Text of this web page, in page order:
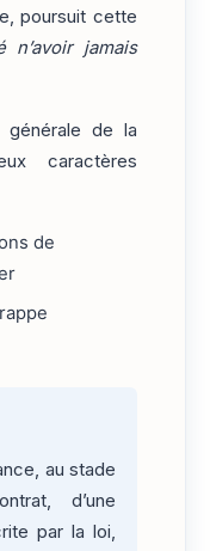
poursuit cette
n’avoir jamais
de la
caractères
de
au stade
d’une
par la loi,